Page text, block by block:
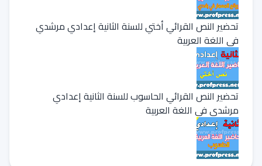
تحضير النص القرائي أختي للسنة الثانية إعدادي مرشدي
في اللغة العربية
تحضير النص القرائي الحاسوب للسنة الثانية إعدادي
مرشدي في اللغة العربية